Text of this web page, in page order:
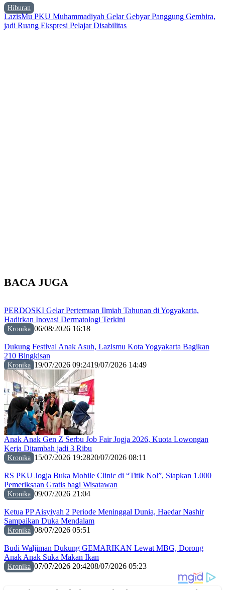
Hiburan
LazisMu PKU Muhammadiyah Gelar Gebyar Panggung Gembira,
jadi Ruang Ekspresi Pelajar Disabilitas
BACA JUGA
PERDOSKI Gelar Pertemuan Ilmiah Tahunan di Yogyakarta,
Hadirkan Inovasi Dermatologi Terkini
Kronika 06/08/2026 16:18
Dukung Festival Anak Asuh, Lazismu Kota Yogyakarta Bagikan
210 Bingkisan
Kronika 19/07/2026 09:2419/07/2026 14:49
Anak Anak Gen Z Serbu Job Fair Jogja 2026, Kuota Lowongan
Kerja Ditambah jadi 3 Ribu
Kronika 15/07/2026 19:2820/07/2026 08:11
RS PKU Jogja Buka Mobile Clinic di “Titik Nol”, Siapkan 1.000
Pemeriksaan Gratis bagi Wisatawan
Kronika 09/07/2026 21:04
Ketua PP Aisyiyah 2 Periode Meninggal Dunia, Haedar Nashir
Sampaikan Duka Mendalam
Kronika 08/07/2026 05:51
Budi Waljiman Dukung GEMARIKAN Lewat MBG, Dorong
Anak Anak Suka Makan Ikan
Kronika 07/07/2026 20:4208/07/2026 05:23